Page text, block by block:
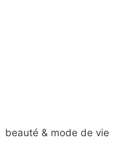
beauté & mode de vie